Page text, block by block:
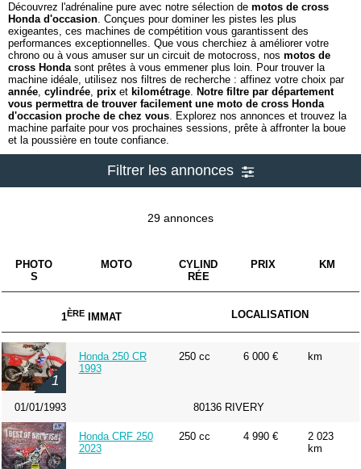
Découvrez l'adrénaline pure avec notre sélection de motos de cross
Honda d'occasion. Conçues pour dominer les pistes les plus
exigeantes, ces machines de compétition vous garantissent des
performances exceptionnelles. Que vous cherchiez à améliorer votre
chrono ou à vous amuser sur un circuit de motocross, nos motos de
cross Hondasont prêtes à vous emmener plus loin. Pour trouver la
machine idéale, utilisez nos filtres de recherche : affinez votre choix par
année, cylindrée, prix et kilométrage. Notre filtre par département
vous permettra de trouver facilement une moto de cross Honda
d'occasion proche de chez vous. Explorez nos annonces et trouvez la
machine parfaite pour vos prochaines sessions, prête à affronter la boue
et la poussière en toute confiance.
Filtrer les annonces
29 annonces
PHOTO
S
MOTO
CYLIND
RÉE
PRIX KM
1ÈREIMMAT LOCALISATION
1
Honda 250 CR
1993
250 cc 6 000 € km
01/01/1993 80136 RIVERY
Honda CRF 250
2023
250 cc 4 990 €
2 023
km